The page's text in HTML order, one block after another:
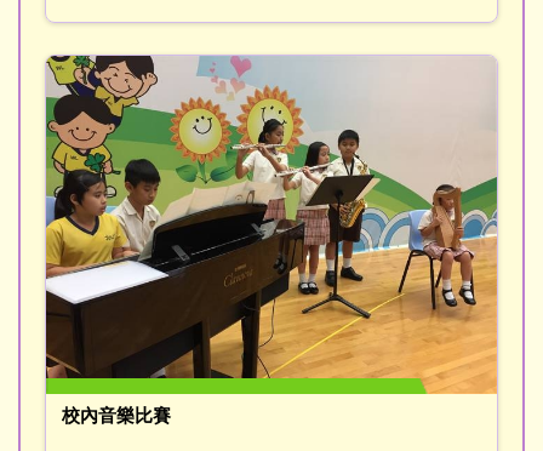
校內音樂比賽